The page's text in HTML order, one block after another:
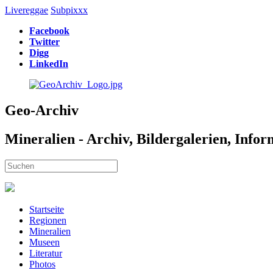
Livereggae Subpixxx
Facebook
Twitter
Digg
LinkedIn
Geo-Archiv
Mineralien - Archiv, Bildergalerien,
Startseite
Regionen
Mineralien
Museen
Literatur
Photos